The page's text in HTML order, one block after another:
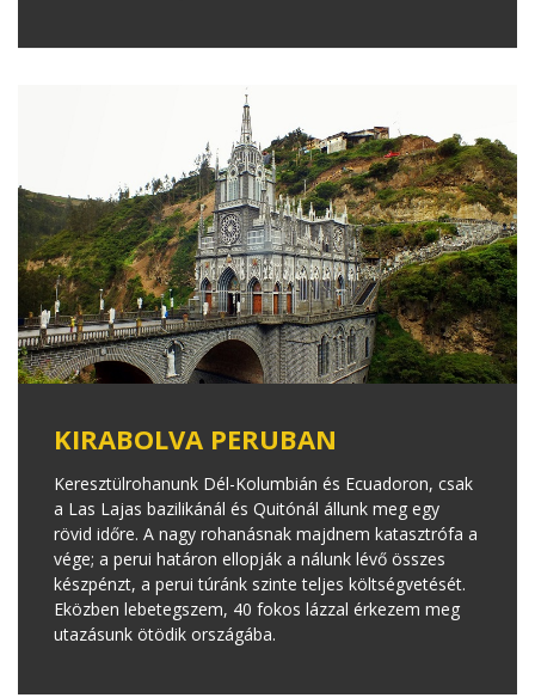
KIRABOLVA PERUBAN
Keresztülrohanunk Dél-Kolumbián és Ecuadoron, csak
a Las Lajas bazilikánál és Quitónál állunk meg egy
rövid időre. A nagy rohanásnak majdnem katasztrófa a
vége; a perui határon ellopják a nálunk lévő összes
készpénzt, a perui túránk szinte teljes költségvetését.
Eközben lebetegszem, 40 fokos lázzal érkezem meg
utazásunk ötödik országába.